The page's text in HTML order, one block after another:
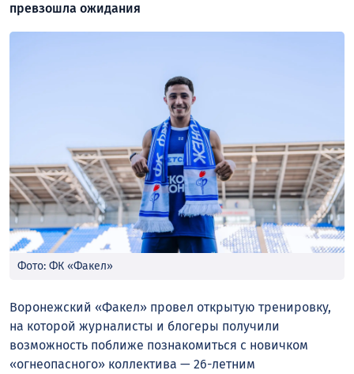
превзошла ожидания
Фото: ФК «Факел»
Воронежский «Факел» провел открытую тренировку,
на которой журналисты и блогеры получили
возможность поближе познакомиться с новичком
«огнеопасного» коллектива — 26-летним